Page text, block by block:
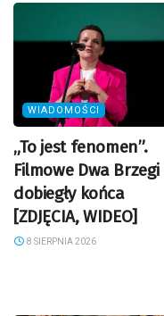
WIADOMOŚCI
„To jest fenomen”.
Filmowe Dwa Brzegi
dobiegły końca
[ZDJĘCIA, WIDEO]
8 SIERPNIA 2026